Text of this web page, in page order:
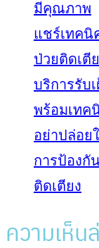
มีคุณภาพ
แชร์เทคนิ
ป่วยติดเตี
บริการรับ
พร้อมเทค
อย่าปล่อย
การป้องกั
ติดเตียง
ความเห็น